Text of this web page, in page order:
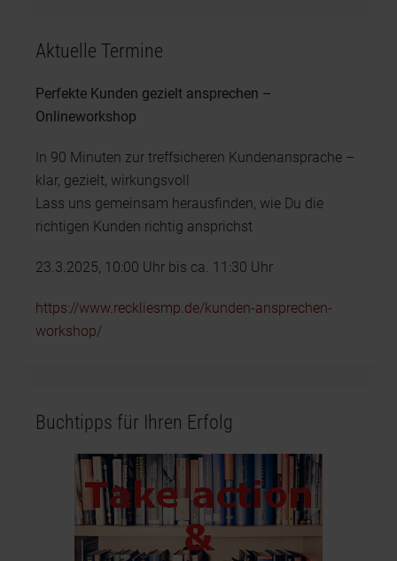
Aktuelle Termine
Perfekte Kunden gezielt ansprechen –
Onlineworkshop
In 90 Minuten zur treffsicheren Kundenansprache –
klar, gezielt, wirkungsvoll
Lass uns gemeinsam herausfinden, wie Du die
richtigen Kunden richtig ansprichst
23.3.2025, 10:00 Uhr bis ca. 11:30 Uhr
https://www.reckliesmp.de/kunden-ansprechen-
workshop/
Buchtipps für Ihren Erfolg